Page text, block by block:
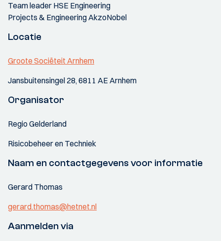
Team leader HSE Engineering
Projects & Engineering AkzoNobel
Locatie
Groote Sociëteit Arnhem
Jansbuitensingel 28, 6811 AE Arnhem
Organisator
Regio Gelderland
Risicobeheer en Techniek
Naam en contactgegevens voor informatie
Gerard Thomas
gerard.thomas@hetnet.nl
Aanmelden via